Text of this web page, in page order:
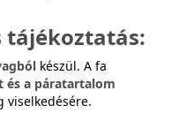
tájékoztatás:
készül. A fa
és a páratartalom
viselkedésére.